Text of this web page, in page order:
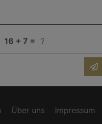
16 + 7 =
Über uns Impressum